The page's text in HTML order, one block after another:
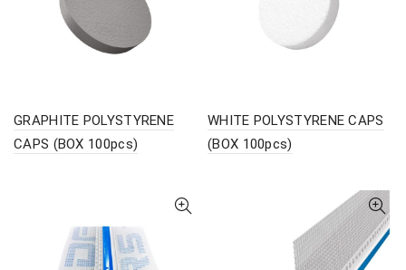
GRAPHITE POLYSTYRENE
CAPS (BOX 100pcs)
WHITE POLYSTYRENE CAPS
(BOX 100pcs)